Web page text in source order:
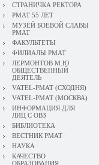
СТРАНИЧКА РЕКТОРА
РМАТ 55 ЛЕТ
МУЗЕЙ БОЕВОЙ СЛАВЫ
РМАТ
ФАКУЛЬТЕТЫ
ФИЛИАЛЫ РМАТ
ЛЕРМОНТОВ М.Ю
ОБЩЕСТВЕННЫЙ
ДЕЯТЕЛЬ
VATEL-РМАТ (СХОДНЯ)
VATEL-РМАТ (МОСКВА)
ИНФОРМАЦИЯ ДЛЯ
ЛИЦ С ОВЗ
БИБЛИОТЕКА
ВЕСТНИК РМАТ
НАУКА
КАЧЕСТВО
ОБРАЗОВАНИЯ